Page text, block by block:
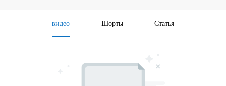
видео Шорты Статья